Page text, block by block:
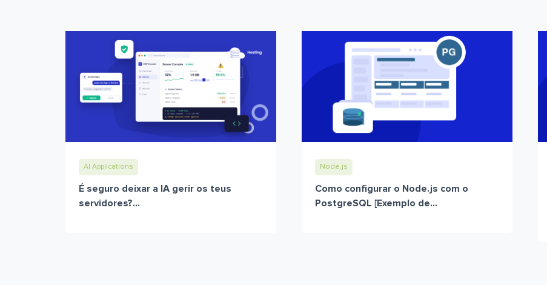
AI Applications
É seguro deixar a IA gerir os teus
servidores?...
Node.js
Como configurar o Node.js com o
PostgreSQL [Exemplo de...